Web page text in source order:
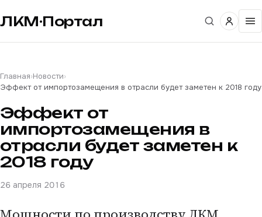
ЛКМ·Портал
Главная›Новости›
Эффект от импортозамещения в отрасли будет заметен к 2018 году
Эффект от
импортозамещения в
отрасли будет заметен к
2018 году
26 апреля 2016